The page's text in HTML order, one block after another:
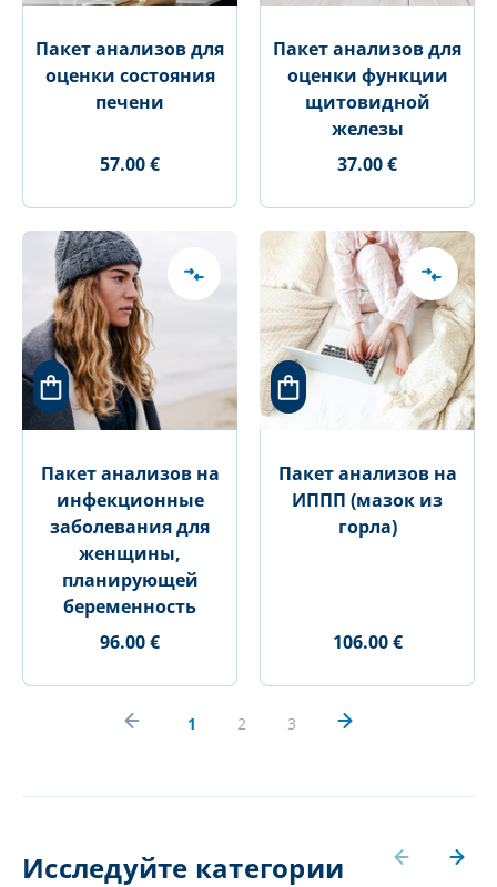
Пакет анализов для
оценки состояния
печени
57.00 €
Пакет анализов для
оценки функции
щитовидной
железы
37.00 €
Пакет анализов на
инфекционные
заболевания для
женщины,
планирующей
беременность
96.00 €
Пакет анализов на
ИППП (мазок из
горла)
106.00 €
1 2 3
Исследуйте категории